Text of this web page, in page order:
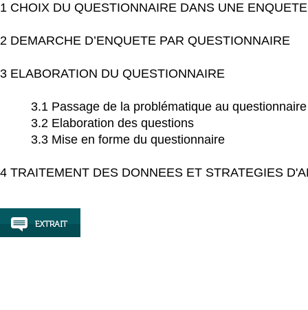
1 CHOIX DU QUESTIONNAIRE DANS UNE ENQUETE
2 DEMARCHE D’ENQUETE PAR QUESTIONNAIRE
3 ELABORATION DU QUESTIONNAIRE
3.1 Passage de la problématique au questionnaire
3.2 Elaboration des questions
3.3 Mise en forme du questionnaire
4 TRAITEMENT DES DONNEES ET STRATEGIES